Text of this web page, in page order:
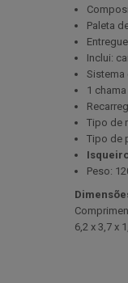
Paleta
Inclui:
Sistema
1
Tipo de
Tipo de
Peso:
6,2 x 3,7 x